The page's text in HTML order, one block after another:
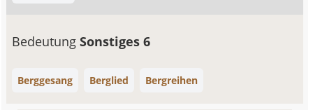
BedeutungSonstiges 6
Berggesang Berglied Bergreihen